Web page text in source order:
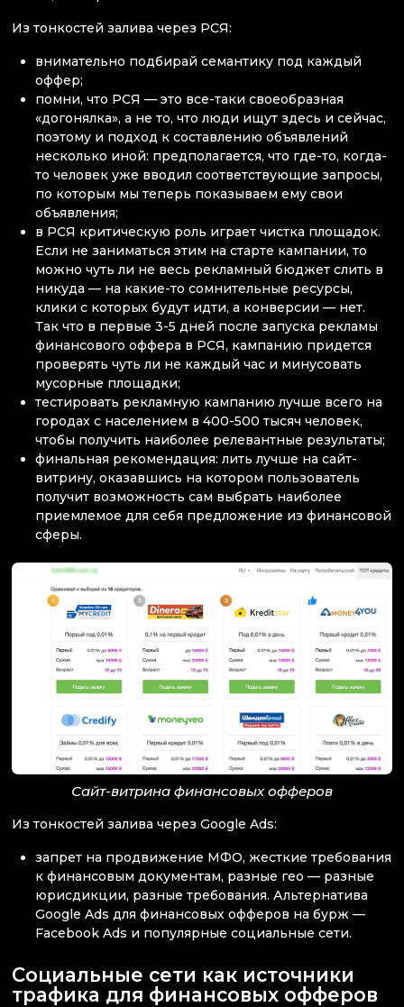
Из тонкостей залива через РСЯ:
внимательно подбирай семантику под каждый
оффер;
помни, что РСЯ — это все-таки своеобразная
«догонялка», а не то, что люди ищут здесь и сейчас,
поэтому и подход к составлению объявлений
несколько иной: предполагается, что где-то, когда-
то человек уже вводил соответствующие запросы,
по которым мы теперь показываем ему свои
объявления;
в РСЯ критическую роль играет чистка площадок.
Если не заниматься этим на старте кампании, то
можно чуть ли не весь рекламный бюджет слить в
никуда — на какие-то сомнительные ресурсы,
клики с которых будут идти, а конверсии — нет.
Так что в первые 3-5 дней после запуска рекламы
финансового оффера в РСЯ, кампанию придется
проверять чуть ли не каждый час и минусовать
мусорные площадки;
тестировать рекламную кампанию лучше всего на
городах с населением в 400-500 тысяч человек,
чтобы получить наиболее релевантные результаты;
финальная рекомендация: лить лучше на сайт-
витрину, оказавшись на котором пользователь
получит возможность сам выбрать наиболее
приемлемое для себя предложение из финансовой
сферы.
Сайт-витрина финансовых офферов
Из тонкостей залива через Google Ads:
запрет на продвижение МФО, жесткие требования
к финансовым документам, разные гео — разные
юрисдикции, разные требования. Альтернатива
Google Ads для финансовых офферов на бурж —
Facebook Ads и популярные социальные сети.
Социальные сети как источники
трафика для финансовых офферов